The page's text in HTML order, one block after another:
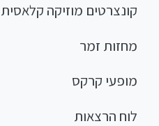
קונצרטים מוזיקה קלאסית
מחזות זמר
מופעי קרקס
לוח הרצאות